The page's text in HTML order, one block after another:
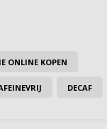
ONLINE KOPEN
DECAF